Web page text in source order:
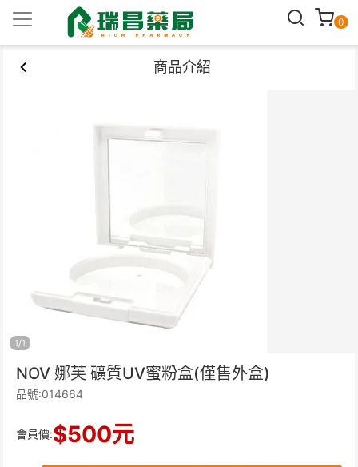
0
商品介紹
1/1
NOV 娜芙 礦質UV蜜粉盒(僅售外盒)
品號:014664
會員價:$500元